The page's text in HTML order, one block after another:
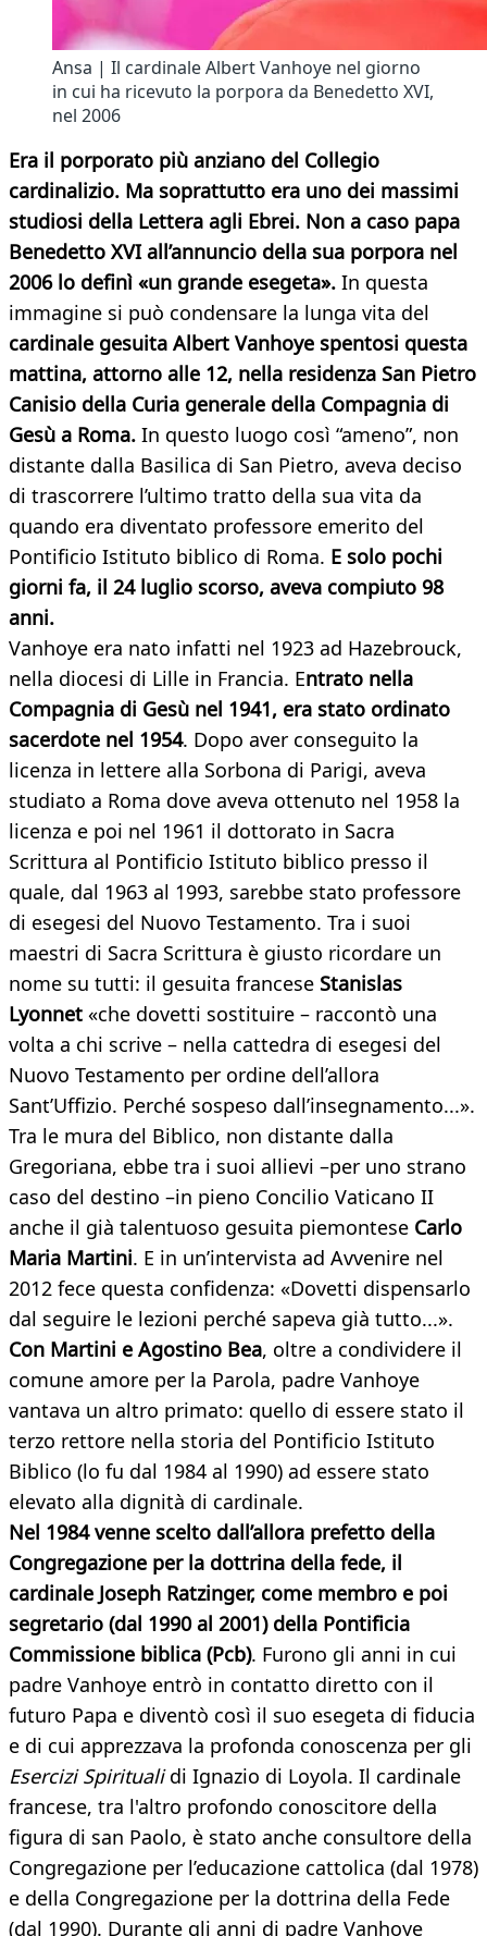
Ansa | Il cardinale Albert Vanhoye nel giorno
in cui ha ricevuto la porpora da Benedetto XVI,
nel 2006
Era il porporato più anziano del Collegio
cardinalizio. Ma soprattutto era uno dei massimi
studiosi della Lettera agli Ebrei. Non a caso papa
Benedetto XVI all’annuncio della sua porpora nel
2006 lo definì «un grande esegeta». In questa
immagine si può condensare la lunga vita del
cardinale gesuita Albert Vanhoye spentosi questa
mattina, attorno alle 12, nella residenza San Pietro
Canisio della Curia generale della Compagnia di
Gesù a Roma. In questo luogo così “ameno”, non
distante dalla Basilica di San Pietro, aveva deciso
di trascorrere l’ultimo tratto della sua vita da
quando era diventato professore emerito del
Pontificio Istituto biblico di Roma. E solo pochi
giorni fa, il 24 luglio scorso, aveva compiuto 98
anni.
Vanhoye era nato infatti nel 1923 ad Hazebrouck,
nella diocesi di Lille in Francia. Entrato nella
Compagnia di Gesù nel 1941, era stato ordinato
sacerdote nel 1954. Dopo aver conseguito la
licenza in lettere alla Sorbona di Parigi, aveva
studiato a Roma dove aveva ottenuto nel 1958 la
licenza e poi nel 1961 il dottorato in Sacra
Scrittura al Pontificio Istituto biblico presso il
quale, dal 1963 al 1993, sarebbe stato professore
di esegesi del Nuovo Testamento. Tra i suoi
maestri di Sacra Scrittura è giusto ricordare un
nome su tutti: il gesuita francese Stanislas
Lyonnet «che dovetti sostituire – raccontò una
volta a chi scrive – nella cattedra di esegesi del
Nuovo Testamento per ordine dell’allora
Sant’Uffizio. Perché sospeso dall’insegnamento...».
Tra le mura del Biblico, non distante dalla
Gregoriana, ebbe tra i suoi allievi –per uno strano
caso del destino –in pieno Concilio Vaticano II
anche il già talentuoso gesuita piemontese Carlo
Maria Martini. E in un’intervista ad Avvenire nel
2012 fece questa confidenza: «Dovetti dispensarlo
dal seguire le lezioni perché sapeva già tutto...».
Con Martini e Agostino Bea, oltre a condividere il
comune amore per la Parola, padre Vanhoye
vantava un altro primato: quello di essere stato il
terzo rettore nella storia del Pontificio Istituto
Biblico (lo fu dal 1984 al 1990) ad essere stato
elevato alla dignità di cardinale.
Nel 1984 venne scelto dall’allora prefetto della
Congregazione per la dottrina della fede, il
cardinale Joseph Ratzinger, come membro e poi
segretario (dal 1990 al 2001) della Pontificia
Commissione biblica (Pcb). Furono gli anni in cui
padre Vanhoye entrò in contatto diretto con il
futuro Papa e diventò così il suo esegeta di fiducia
e di cui apprezzava la profonda conoscenza per gli
Esercizi Spiritualidi Ignazio di Loyola. Il cardinale
francese, tra l'altro profondo conoscitore della
figura di san Paolo, è stato anche consultore della
Congregazione per l’educazione cattolica (dal 1978)
e della Congregazione per la dottrina della Fede
(dal 1990). Durante gli anni di padre Vanhoye